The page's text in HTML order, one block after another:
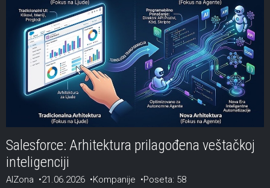
Salesforce: Arhitektura prilagođena veštačkoj
inteligenciji
AIZona 21.06.2026 Kompanije Poseta: 58